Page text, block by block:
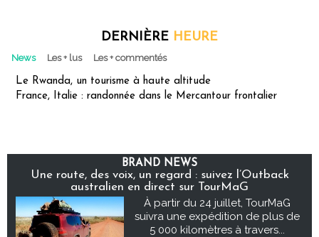
DERNIÈRE HEURE
News Les + lus Les + commentés
Le Rwanda, un tourisme à haute altitude
France, Italie : randonnée dans le Mercantour frontalier
BRAND NEWS
Une route, des voix, un regard : suivez l’Outback
australien en direct sur TourMaG
À partir du 24 juillet, TourMaG
suivra une expédition de plus de
5 000 kilomètres à travers...